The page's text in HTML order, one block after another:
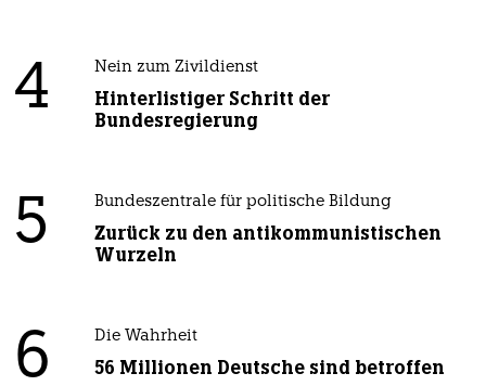
4 Nein zum Zivildienst
Hinterlistiger Schritt der
Bundesregierung
5 Bundeszentrale für politische Bildung
Zurück zu den antikommunistischen
Wurzeln
6 Die Wahrheit
56 Millionen Deutsche sind betroffen